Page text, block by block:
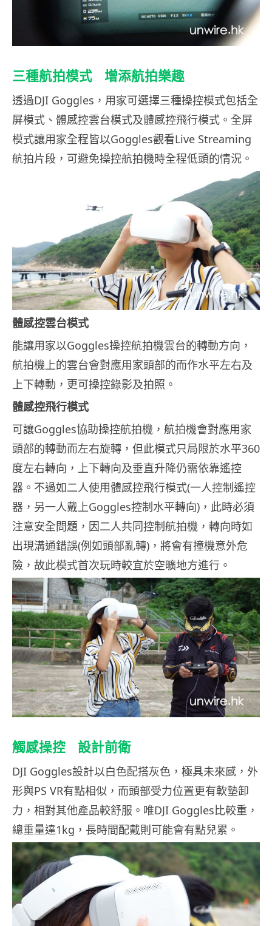
三種航拍模式 增添航拍樂趣
透過DJI Goggles，用家可選擇三種操控模式包括全
屏模式、體感控雲台模式及體感控飛行模式。全屏
模式讓用家全程皆以Goggles觀看Live Streaming
航拍片段，可避免操控航拍機時全程低頭的情況。
體感控雲台模式
能讓用家以Goggles操控航拍機雲台的轉動方向，
航拍機上的雲台會對應用家頭部的而作水平左右及
上下轉動，更可操控錄影及拍照。
體感控飛行模式
可讓Goggles協助操控航拍機，航拍機會對應用家
頭部的轉動而左右旋轉，但此模式只局限於水平360
度左右轉向，上下轉向及垂直升降仍需依靠遙控
器。不過如二人使用體感控飛行模式(一人控制遙控
器，另一人戴上Goggles控制水平轉向)，此時必須
注意安全問題，因二人共同控制航拍機，轉向時如
出現溝通錯誤(例如頭部亂轉)，將會有撞機意外危
險，故此模式首次玩時較宜於空曠地方進行。
觸感操控 設計前衛
DJI Goggles設計以白色配搭灰色，極具未來感，外
形與PS VR有點相似，而頭部受力位置更有軟墊卸
力，相對其他產品較舒服。唯DJI Goggles比較重，
總重量達1kg，長時間配戴則可能會有點兒累。